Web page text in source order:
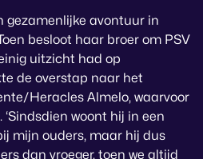
gezamenlijke avontuur in
besloot haar broer om PSV
uitzicht had op
de overstap naar het
Heracles Almelo, waarvoor
woont hij in een
mijn ouders, maar hij dus
dan vroeger, toen we altijd